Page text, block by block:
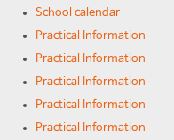
School calendar
Practical Information
Practical Information
Practical Information
Practical Information
Practical Information